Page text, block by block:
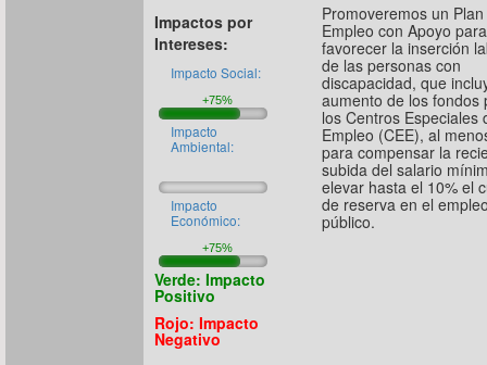
Impactos por
Intereses:
Impacto Social:
Impacto
Ambiental:
Impacto
Económico:
Verde: Impacto
Positivo
Rojo: Impacto
Negativo
Promoveremos un
Empleo con Apoyo para
favorecer la inserción
de las personas con
discapacidad, que
aumento de los fondos
los Centros Especiales
Empleo (CEE), al
para compensar la
subida del salario
elevar hasta el 10% el
de reserva en el
público.